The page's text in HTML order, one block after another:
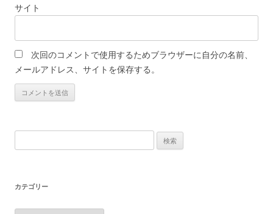
サイト
次回のコメントで使用するためブラウザーに自分の名前、
メールアドレス、サイトを保存する。
索:
カテゴリー